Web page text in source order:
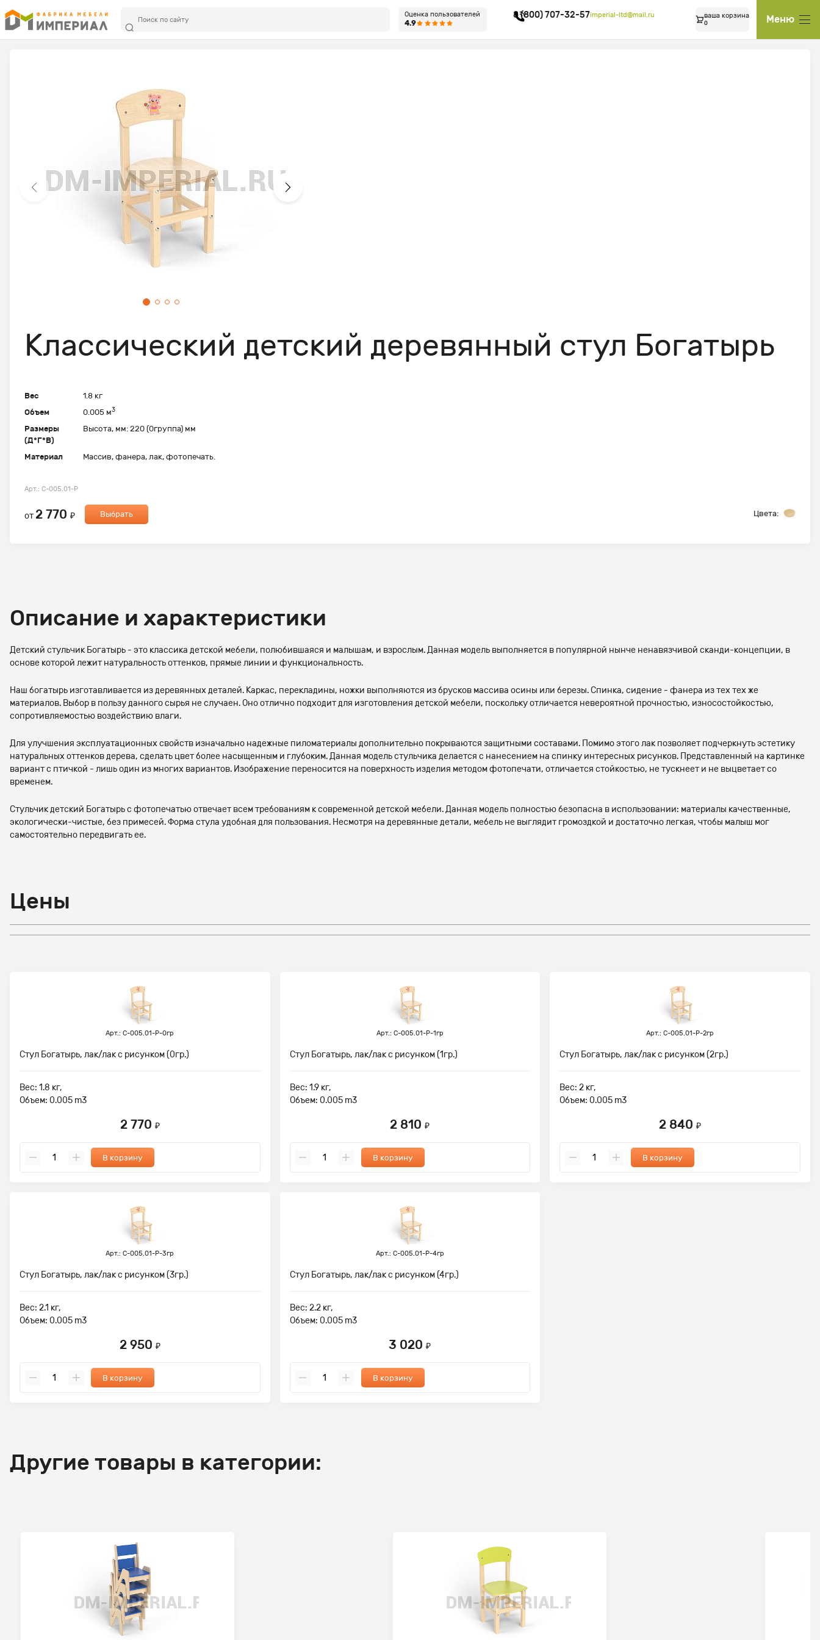
Оценка пользователей
4.9
8 (800) 707-32-57imperial-ltd@mail.ru Меню
ваша корзина
0
Классический детский деревянный стул Богатырь
Вес
1.8 кг
Объем
0.005 м3
Размеры
(Д*Г*В)
Высота, мм: 220 (0группа) мм
Материал Массив, фанера, лак, фотопечать.
Цвета:
Арт.: С-005.01-Р
от 2 770 ₽ Выбрать
Описание и характеристики
Детский стульчик Богатырь - это классика детской мебели, полюбившаяся и малышам, и взрослым. Данная модель выполняется в популярной нынче ненавязчивой сканди-концепции, в
основе которой лежит натуральность оттенков, прямые линии и функциональность.
Наш богатырь изготавливается из деревянных деталей. Каркас, перекладины, ножки выполняются из брусков массива осины или березы. Спинка, сидение - фанера из тех тех же
материалов. Выбор в пользу данного сырья не случаен. Оно отлично подходит для изготовления детской мебели, поскольку отличается невероятной прочностью, износостойкостью,
сопротивляемостью воздействию влаги.
Для улучшения эксплуатационных свойств изначально надежные пиломатериалы дополнительно покрываются защитными составами. Помимо этого лак позволяет подчеркнуть эстетику
натуральных оттенков дерева, сделать цвет более насыщенным и глубоким. Данная модель стульчика делается с нанесением на спинку интересных рисунков. Представленный на картинке
вариант с птичкой - лишь один из многих вариантов. Изображение переносится на поверхность изделия методом фотопечати, отличается стойкостью, не тускнеет и не выцветает со
временем.
Стульчик детский Богатырь с фотопечатью отвечает всем требованиям к современной детской мебели. Данная модель полностью безопасна в использовании: материалы качественные,
экологически-чистые, без примесей. Форма стула удобная для пользования. Несмотря на деревянные детали, мебель не выглядит громоздкой и достаточно легкая, чтобы малыш мог
самостоятельно передвигать ее.
Цены
Арт.: С-005.01-Р-0гр
Стул Богатырь, лак/лак с рисунком (0гр.)
Вес: 1.8 кг,
Объем: 0.005 m3
2 770 ₽
В корзину
Арт.: С-005.01-Р-1гр
Стул Богатырь, лак/лак с рисунком (1гр.)
Вес: 1.9 кг,
Объем: 0.005 m3
2 810₽
В корзину
Арт.: С-005.01-Р-2гр
Стул Богатырь, лак/лак с рисунком (2гр.)
Вес: 2 кг,
Объем: 0.005 m3
2 840₽
В корзину
Арт.: С-005.01-Р-3гр
Стул Богатырь, лак/лак с рисунком (3гр.)
Вес: 2.1 кг,
Объем: 0.005 m3
2 950 ₽
В корзину
Арт.: С-005.01-Р-4гр
Стул Богатырь, лак/лак с рисунком (4гр.)
Вес: 2.2 кг,
Объем: 0.005 m3
3 020₽
В корзину
Другие товары в категории: